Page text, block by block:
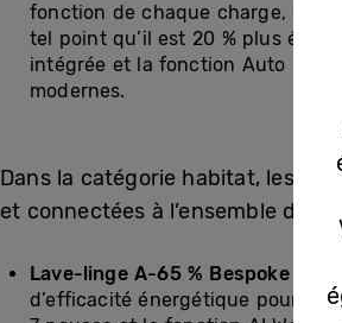
fonction de chaque charge, ce
tel point qu’il est 20 % plus
intégrée et la fonction Auto
modernes.
Dans la catégorie habitat, les
et connectées à l’ensemble de
Lave-linge A-65 % Bespoke AI :
d’efficacité énergétique pour